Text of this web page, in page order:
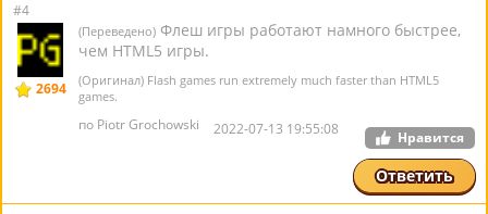
#4
2694
(Переведено) Флеш игры работают намного быстрее,
чем HTML5 игры.
(Оригинал) Flash games run extremely much faster than HTML5
games.
по Piotr Grochowski 2022-07-13 19:55:08 Нравится
Ответить